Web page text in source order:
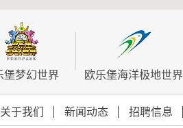
堡梦幻世界 欧乐堡海洋极地世界
关于我们 新闻动态 招聘信息